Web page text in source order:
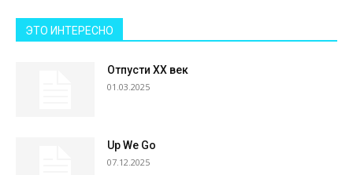
ЭТО ИНТЕРЕСНО
Отпусти XX век
01.03.2025
Up We Go
07.12.2025